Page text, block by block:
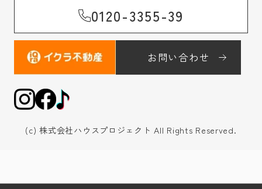
0120-3355-39
お問い合わせ
(c) 株式会社ハウスプロジェクト All Rights Reserved.